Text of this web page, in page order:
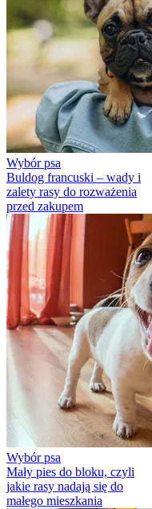
Wybór psa
Buldog francuski – wady i
zalety rasy do rozważenia
przed zakupem
Wybór psa
Mały pies do bloku, czyli
jakie rasy nadają się do
małego mieszkania